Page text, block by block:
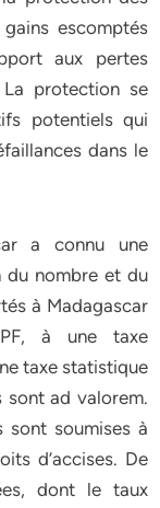
escomptés
aux pertes
protection se
potentiels qui
dans le
a connu une
du nombre et du
à Madagascar
à une taxe
taxe statistique
sont ad valorem.
sont soumises à
d’accises. De
dont le taux